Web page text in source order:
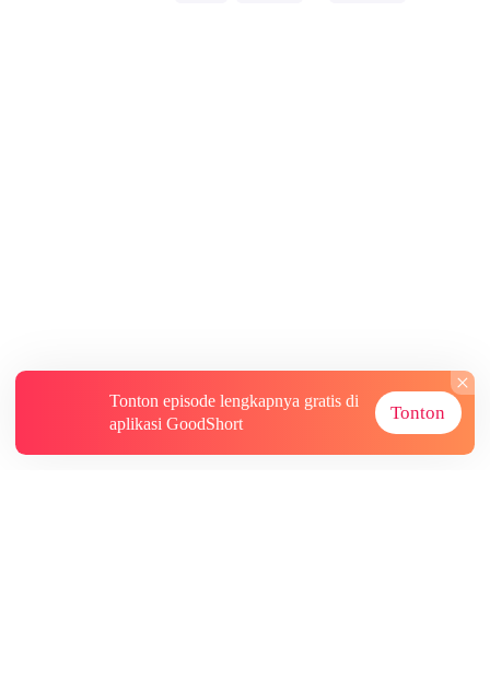
Tonton episode lengkapnya gratis di
aplikasi GoodShort
Tonton